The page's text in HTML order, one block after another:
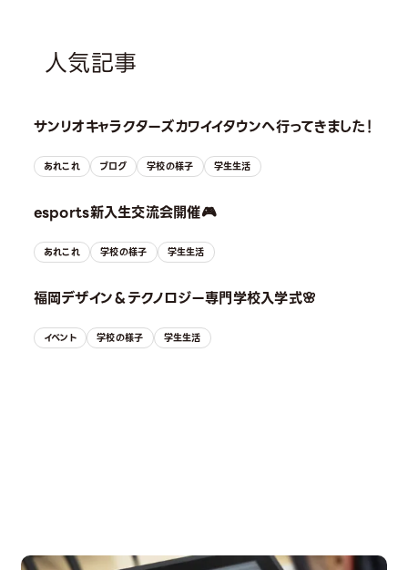
人気記事
サンリオキャラクターズカワイイタウンへ行ってきました！
あれこれ ブログ 学校の様子 学生生活
esports新入生交流会開催🎮
あれこれ 学校の様子 学生生活
福岡デザイン＆テクノロジー専門学校入学式🌸
イベント 学校の様子 学生生活